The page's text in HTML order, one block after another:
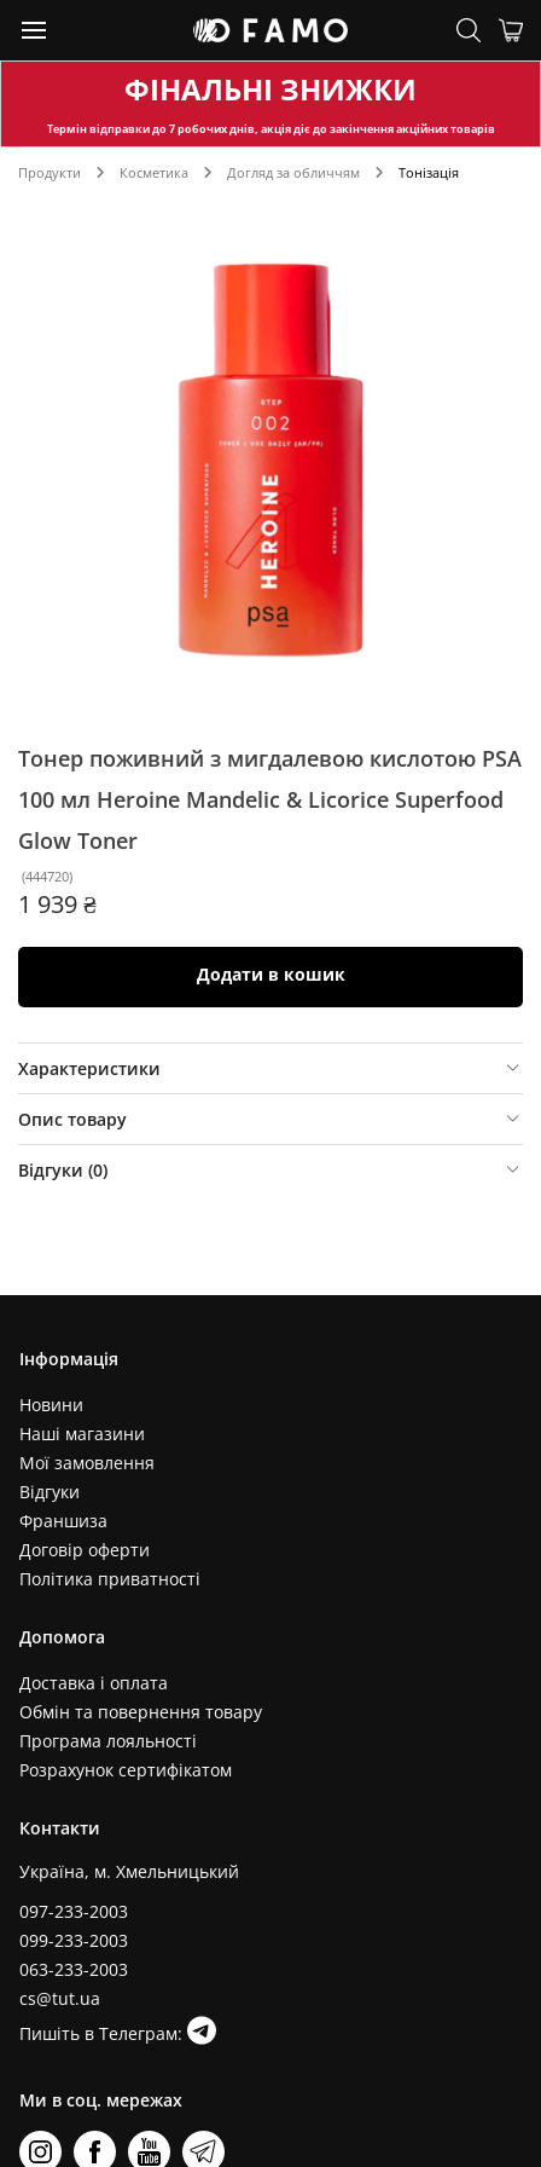
ФІНАЛЬНІ ЗНИЖКИ
Термін відправкидо 7 робочих днів, акція діє до закінчення акційних товарів
Продукти Косметика Догляд за обличчям Тонізація
Тонер поживний з мигдалевою кислотою PSA
100 мл Heroine Mandelic & Licorice Superfood
Glow Toner
(444720)
1 939 ₴
Додати в кошик
Характеристики
Опис товару
Відгуки (0)
Інформація
Новини
Наші магазини
Мої замовлення
Відгуки
Франшиза
Договір оферти
Політика приватності
Допомога
Доставка і оплата
Обмін та повернення товару
Програма лояльності
Розрахунок сертифікатом
Контакти
Україна, м. Хмельницький
097-233-2003
099-233-2003
063-233-2003
cs@tut.ua
Пишіть в Телеграм:
Ми в соц. мережах